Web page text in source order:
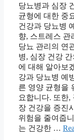
당뇨병과 심장
균형에 대한 중
건강과 당뇨병
향, 스트레스 관
당뇨 관리의 연
병, 심장 건강
에 대해 알아보
강과 당뇨병 예
른 영양 균형을
요합니다. 또한,
장 건강을 증진
위험을 줄여줍
는 건강한 …